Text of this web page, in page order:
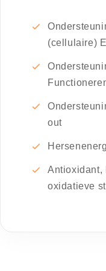
(cellulaire)
out
Antioxidant,
oxidatieve